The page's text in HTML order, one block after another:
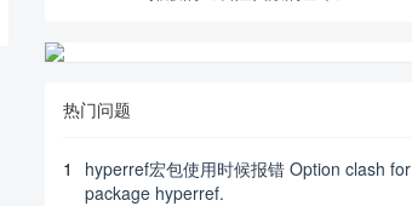
热门问题
1
hyperref宏包使用时候报错 Option clash for
package hyperref.